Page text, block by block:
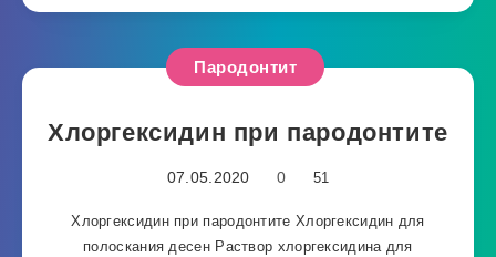
Пародонтит
Хлоргексидин при пародонтите
07.05.2020 0 51
Хлоргексидин при пародонтите Хлоргексидин для
полоскания десен Раствор хлоргексидина для